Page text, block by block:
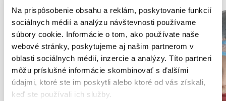
Na prispôsobenie obsahu a reklám, poskytovanie funkcií
sociálnych médií a analýzu návštevnosti používame
súbory cookie. Informácie o tom, ako používate naše
webové stránky, poskytujeme aj našim partnerom v
oblasti sociálnych médií, inzercie a analýzy. Títo partneri
môžu príslušné informácie skombinovať s ďalšími
údajmi, ktoré ste im poskytli alebo ktoré od vás získali,
keď ste používali ich služby.